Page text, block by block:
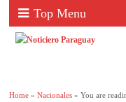
Top Menu
Home »Nacionales » You are